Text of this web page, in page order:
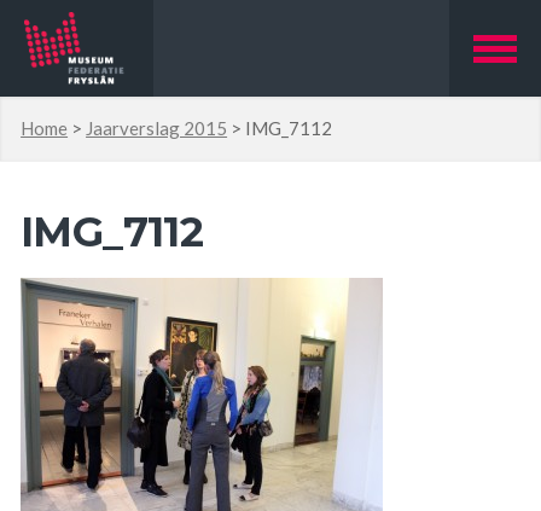
Home > Jaarverslag 2015 > IMG_7112
IMG_7112